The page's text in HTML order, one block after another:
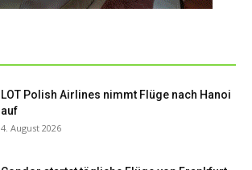
LOT Polish Airlines nimmt Flüge nach Hanoi
auf
4. August 2026